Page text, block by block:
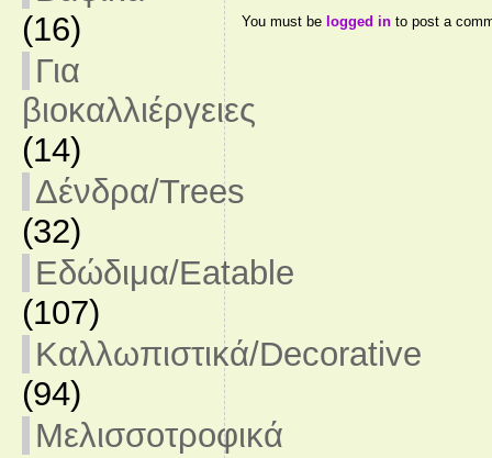
(16)
Για
βιοκαλλιέργειες
(14)
Δένδρα/Trees
(32)
Εδώδιμα/Eatable
(107)
Καλλωπιστικά/Decorative
(94)
Μελισσοτροφικά
You must be logged into post a